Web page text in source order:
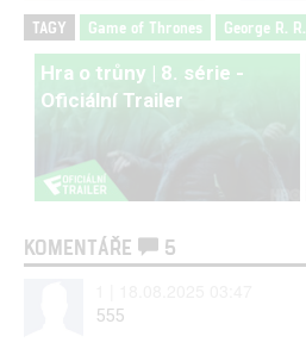
TAGY Game of Thrones George R.
Hra o trůny | 8. série -
Oficiální Trailer
KOMENTÁŘE
5
555